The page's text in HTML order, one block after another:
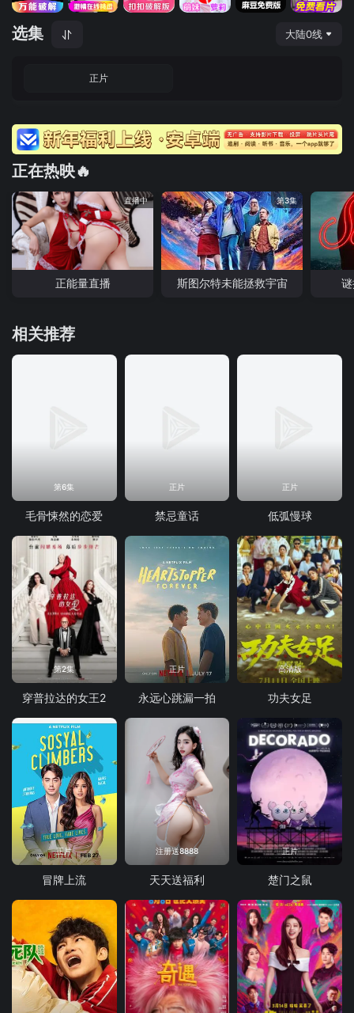
选集 大陆0线
正片
正在热映🔥
直播中
正能量直播
第3集
斯图尔特未能拯救宇宙
相关推荐
第6集
毛骨悚然的恋爱
正片
禁忌童话
正片
低弧慢球
第2集
穿普拉达的女王2
正片
永远心跳漏一拍
高清版
功夫女足
正片
冒牌上流
注册送8888
天天送福利
正片
楚门之鼠